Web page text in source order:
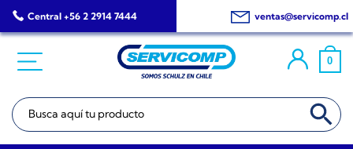
Saltar
al
Central +56 2 2914 7444 ventas@servicomp.cl
0
Buscar: BOTÓN DE